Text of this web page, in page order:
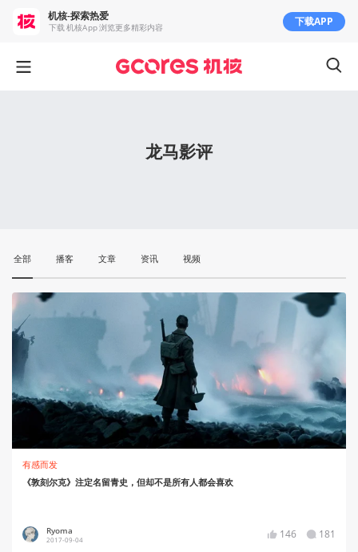
龙马影评
全部 播客 文章 资讯 视频
有感而发
《敦刻尔克》注定名留青史，但却不是所有人都会喜欢
Ryoma
2017-09-04 146 181
机核-探索热爱
下载 机核App 浏览更多精彩内容 下载APP